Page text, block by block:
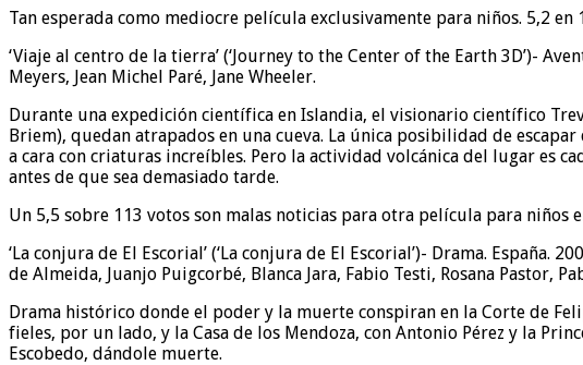
Tan esperada como mediocre película exclusivamente para niños. 5,2 en
‘Viaje al centro de la tierra’ (‘Journey to the Center of the Earth 3D’)-
Meyers, Jean Michel Paré, Jane Wheeler.
Durante una expedición científica en Islandia, el visionario científico
Briem), quedan atrapados en una cueva. La única posibilidad de
a cara con criaturas increíbles. Pero la actividad volcánica del lugar es
antes de que sea demasiado tarde.
Un 5,5 sobre 113 votos son malas noticias para otra película para niños
‘La conjura de El Escorial’ (‘La conjura de El Escorial’)- Drama.
de Almeida, Juanjo Puigcorbé, Blanca Jara, Fabio Testi, Rosana Pastor,
Drama histórico donde el poder y la muerte conspiran en la Corte de
fieles, por un lado, y la Casa de los Mendoza, con Antonio Pérez y la
Escobedo, dándole muerte.